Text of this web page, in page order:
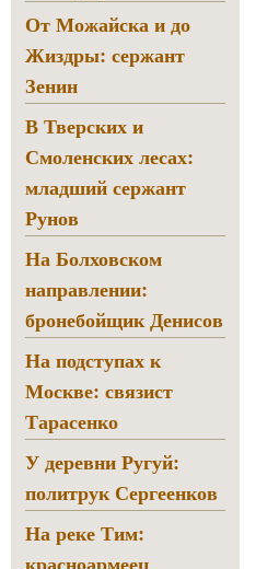
От Можайска и до
Жиздры: сержант
Зенин
В Тверских и
Смоленских лесах:
младший сержант
Рунов
На Болховском
направлении:
бронебойщик Денисов
На подступах к
Москве: связист
Тарасенко
У деревни Ругуй:
политрук Сергеенков
На реке Тим: